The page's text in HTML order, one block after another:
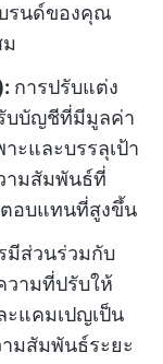
รนด์ของคุณ
การปรับแต่ง
บบัญชีที่มีมูลค่า
ะและบรรลุเป้า
ามสัมพันธ์ที่
อบแทนที่สูงขึ้น
มีส่วนร่วมกับ
วามที่ปรับให้
ะแคมเปญเป็น
มสัมพันธ์ระยะ